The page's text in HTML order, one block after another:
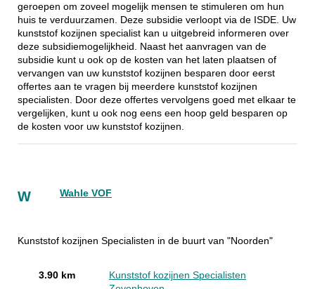
geroepen om zoveel mogelijk mensen te stimuleren om hun
huis te verduurzamen. Deze subsidie verloopt via de ISDE. Uw
kunststof kozijnen specialist kan u uitgebreid informeren over
deze subsidiemogelijkheid. Naast het aanvragen van de
subsidie kunt u ook op de kosten van het laten plaatsen of
vervangen van uw kunststof kozijnen besparen door eerst
offertes aan te vragen bij meerdere kunststof kozijnen
specialisten. Door deze offertes vervolgens goed met elkaar te
vergelijken, kunt u ook nog eens een hoop geld besparen op
de kosten voor uw kunststof kozijnen.
W Wahle VOF
Kunststof kozijnen Specialisten in de buurt van "Noorden"
3.90 km
Kunststof kozijnen Specialisten